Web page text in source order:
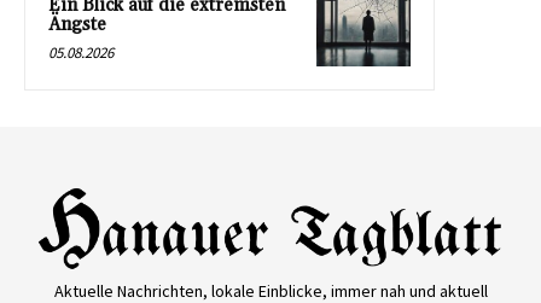
Ein Blick auf die extremsten
Ängste
05.08.2026
Aktuelle Nachrichten, lokale Einblicke, immer nah und aktuell